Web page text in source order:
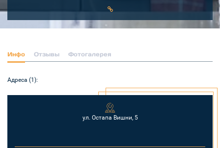
Инфо Отзывы Фотогалерея
Адреса (1):
ул. Остапа Вишни, 5